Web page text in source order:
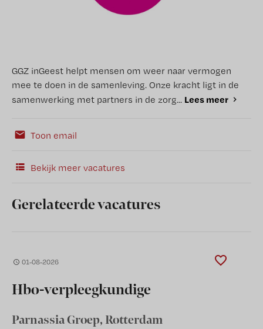
GGZ inGeest helpt mensen om weer naar vermogen
mee te doen in de samenleving. Onze kracht ligt in de
samenwerking met partners in de zorg... Lees meer
Toon email
Bekijk meer vacatures
Gerelateerde vacatures
01-08-2026
Hbo-verpleegkundige
Parnassia Groep, Rotterdam